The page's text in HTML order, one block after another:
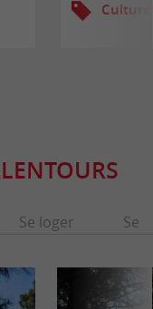
Culture
Se loger Se